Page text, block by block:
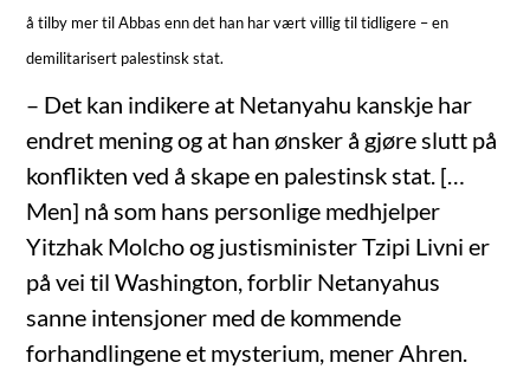
å tilby mer til Abbas enn det han har vært villig til tidligere – en
demilitarisert palestinsk stat.
– Det kan indikere at Netanyahu kanskje har
endret mening og at han ønsker å gjøre slutt på
konflikten ved å skape en palestinsk stat. […
Men] nå som hans personlige medhjelper
Yitzhak Molcho og justisminister Tzipi Livni er
på vei til Washington, forblir Netanyahus
sanne intensjoner med de kommende
forhandlingene et mysterium, mener Ahren.